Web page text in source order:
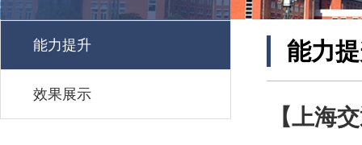
能力提升
效果展示
能力
【上海